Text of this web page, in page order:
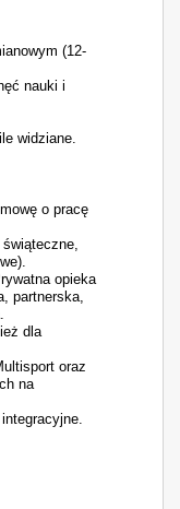
(12-
nauki i
widziane.
o pracę
opieka
partnerska,
dla
oraz
na